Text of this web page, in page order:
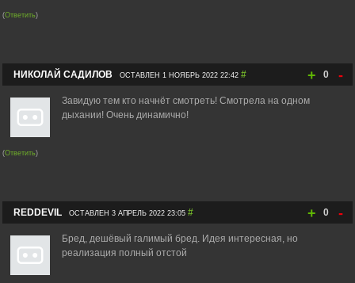
(Ответить)
+ 0 -
НИКОЛАЙ САДИЛОВ ОСТАВЛЕН 1 НОЯБРЬ 2022 22:42 #
Завидую тем кто начнёт смотреть! Смотрела на одном
дыхании! Очень динамично!
(Ответить)
+ 0 -
REDDEVIL ОСТАВЛЕН 3 АПРЕЛЬ 2022 23:05 #
Бред, дешёвый галимый бред. Идея интересная, но
реализация полный отстой